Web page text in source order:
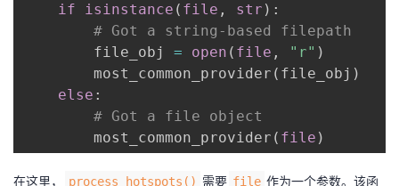
if isinstance ( file , str ) :
# Got a string-based filepath
        file_obj
= open ( file , "r" )
        most_common_provider
( file_obj )
else :
# Got a file object
        most_common_provider
( file )
在这里， process_hotspots() 需要 file 作为一个参数。该函